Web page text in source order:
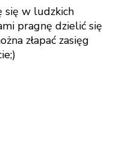
się w ludzkich
pragnę dzielić się
złapać zasięg